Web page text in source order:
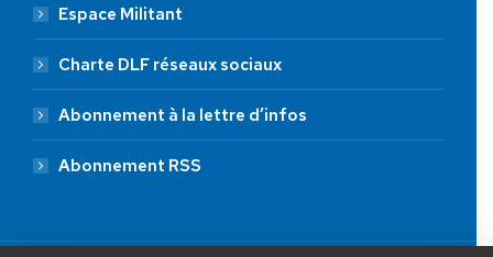
Espace Militant
Charte DLF réseaux sociaux
Abonnement à la lettre d’infos
Abonnement RSS